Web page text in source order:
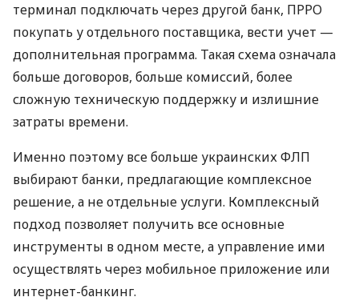
терминал подключать через другой банк, ПРРО
покупать у отдельного поставщика, вести учет —
дополнительная программа. Такая схема означала
больше договоров, больше комиссий, более
сложную техническую поддержку и излишние
затраты времени.
Именно поэтому все больше украинских ФЛП
выбирают банки, предлагающие комплексное
решение, а не отдельные услуги. Комплексный
подход позволяет получить все основные
инструменты в одном месте, а управление ими
осуществлять через мобильное приложение или
интернет-банкинг.